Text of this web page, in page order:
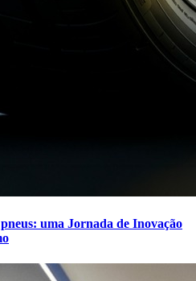
uma Jornada de Inovação